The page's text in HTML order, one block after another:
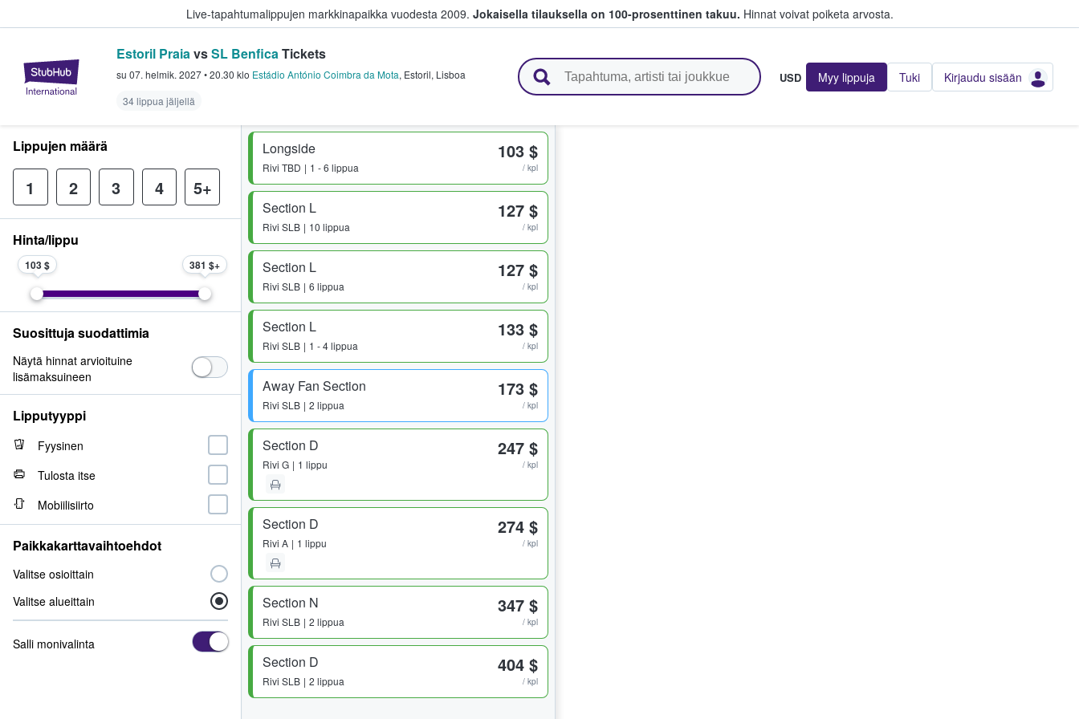
Live-tapahtumalippujen markkinapaikka vuodesta 2009. Jokaisella tilauksella on 100-prosenttinen takuu. Hinnat voivat poiketa arvosta.
StubHub - missä fanit ostavat ja myyvät lippuja
Estoril PraiavsSL BenficaTickets
su 07. helmik. 2027•20.30 klo Estádio António Coimbra da Mota, Estoril, Lisboa
34 lippua jäljellä
USD Myy lippuja Tuki Kirjaudu sisään
Longside
Rivi TBD 1 - 6 lippua
103 $
/ kpl
Section L
Rivi SLB 10 lippua
127 $
/ kpl
Section L
Rivi SLB 6 lippua
127 $
/ kpl
Section L
Rivi SLB 1 - 4 lippua
133 $
/ kpl
Away Fan Section
Rivi SLB 2 lippua
173 $
/ kpl
Section D
Rivi G 1 lippu
247 $
/ kpl
Section D
Rivi A 1 lippu
274 $
/ kpl
Section N
Rivi SLB 2 lippua
347 $
/ kpl
Section D
Rivi SLB 2 lippua
404 $
/ kpl
Lippujen määrä
1 2 3 4 5+
Hinta/lippu
103 $ 381 $
Suosittuja suodattimia
Näytä hinnat arvioituine
lisämaksuineen
Lipputyyppi
Fyysinen
Tulosta itse
Mobiilisiirto
Paikkakarttavaihtoehdot
Valitse osioittain
Valitse alueittain
Salli monivalinta